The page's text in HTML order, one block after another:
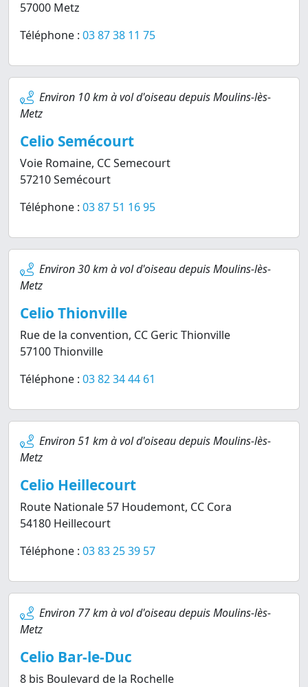
57000 Metz
Téléphone : 03 87 38 11 75
Environ 10 km à vol d'oiseau depuis Moulins-lès-
Metz
Celio Semécourt
Voie Romaine, CC Semecourt
57210 Semécourt
Téléphone : 03 87 51 16 95
Environ 30 km à vol d'oiseau depuis Moulins-lès-
Metz
Celio Thionville
Rue de la convention, CC Geric Thionville
57100 Thionville
Téléphone : 03 82 34 44 61
Environ 51 km à vol d'oiseau depuis Moulins-lès-
Metz
Celio Heillecourt
Route Nationale 57 Houdemont, CC Cora
54180 Heillecourt
Téléphone : 03 83 25 39 57
Environ 77 km à vol d'oiseau depuis Moulins-lès-
Metz
Celio Bar-le-Duc
8 bis Boulevard de la Rochelle